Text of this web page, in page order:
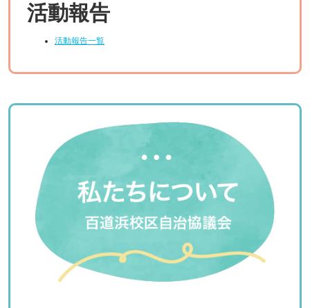
活動報告
活動報告一覧